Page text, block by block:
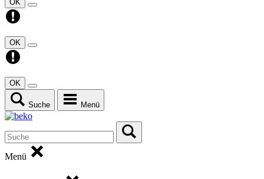
OK
OK
OK
Suche Menü
Menü